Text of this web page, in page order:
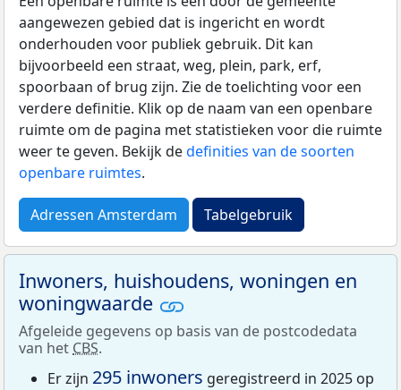
aangewezen gebied dat is ingericht en wordt
onderhouden voor publiek gebruik. Dit kan
bijvoorbeeld een straat, weg, plein, park, erf,
spoorbaan of brug zijn. Zie de toelichting voor een
verdere definitie. Klik op de naam van een openbare
ruimte om de pagina met statistieken voor die ruimte
weer te geven. Bekijk dedefinities van de soorten
openbare ruimtes.
Adressen Amsterdam Tabelgebruik
Inwoners, huishoudens, woningen en
woningwaarde
Afgeleide gegevens op basis van de postcodedata
van het CBS.
Er zijn 295 inwoners geregistreerd in 2025 op